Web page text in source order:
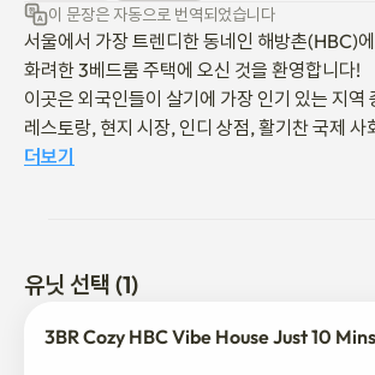
이 문장은 자동으로 번역되었습니다
서울에서 가장 트렌디한 동네인 해방촌(HBC)
화려한 3베드룸 주택에 오신 것을 환영합니다!
이곳은 외국인들이 살기에 가장 인기 있는 지역
레스토랑, 현지 시장, 인디 상점, 활기찬 국제 사
다.
상하며, 밤에는 숨겨진 음식 명소를 즐겨보세요.
서울역에서 몇 분 거리에 있는 이곳은 서울뿐만
더보기
유닛 선택 (1)